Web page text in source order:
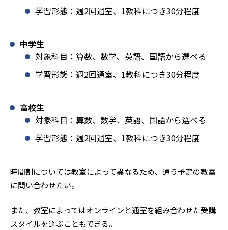
学習形態：週2回通室、1教科につき30分程度
中学生
対象科目：算数、数学、英語、国語から選べる
学習形態：週2回通室、1教科につき30分程度
高校生
対象科目：算数、数学、英語、国語から選べる
学習形態：週2回通室、1教科につき30分程度
時間割については教室によって異なるため、通う予定の教室
に問い合わせたい。
また、教室によってはオンラインと通室を組み合わせた受講
スタイルを選ぶこともできる。